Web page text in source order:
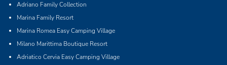
Adriano Family Collection
Marina Family Resort
Marina Romea Easy Camping Village
Milano Marittima Boutique Resort
Adriatico Cervia Easy Camping Village